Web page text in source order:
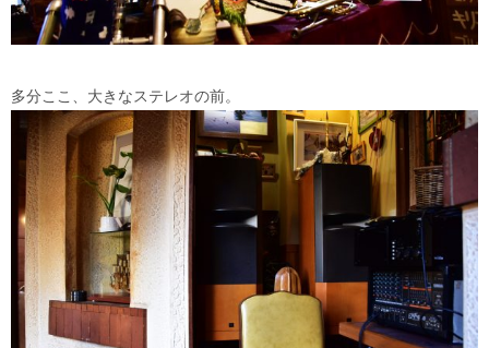
多分ここ、大きなステレオの前。